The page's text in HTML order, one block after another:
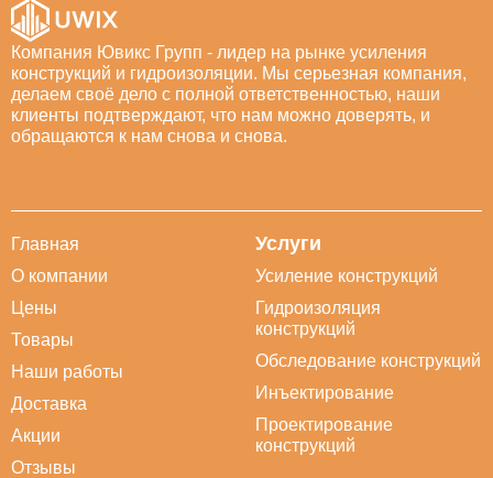
Компания Ювикс Групп - лидер на рынке усиления
конструкций и гидроизоляции. Мы серьезная компания,
делаем своё дело с полной ответственностью, наши
клиенты подтверждают, что нам можно доверять, и
обращаются к нам снова и снова.
Главная
О компании
Цены
Товары
Наши работы
Доставка
Акции
Отзывы
Услуги
Усиление конструкций
Гидроизоляция
конструкций
Обследование конструкций
Инъектирование
Проектирование
конструкций